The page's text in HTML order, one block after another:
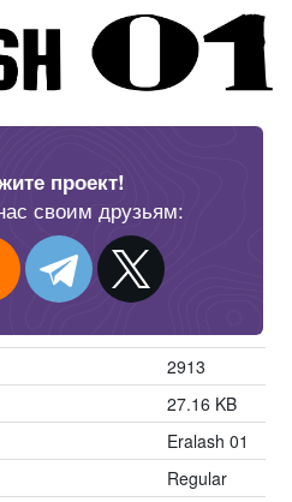
проект!
своим друзьям:
2913
27.16 KB
Eralash 01
Regular